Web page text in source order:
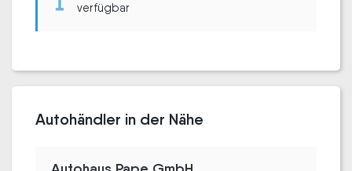
verfügbar
Autohändler in der Nähe